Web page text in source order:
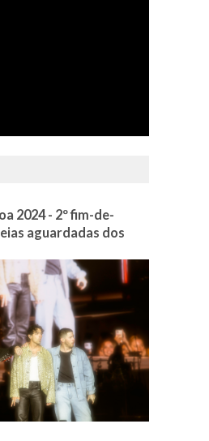
2024 - 2º fim-de-
aguardadas dos